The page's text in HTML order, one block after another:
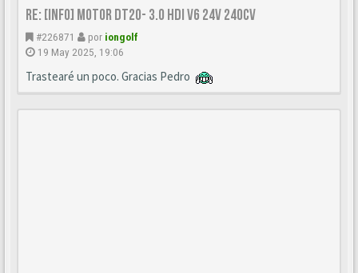
Re: [INFO] Motor DT20- 3.0 HDi V6 24v 240cv
#226871 por iongolf
19 May 2025, 19:06
Trastearé un poco. Gracias Pedro